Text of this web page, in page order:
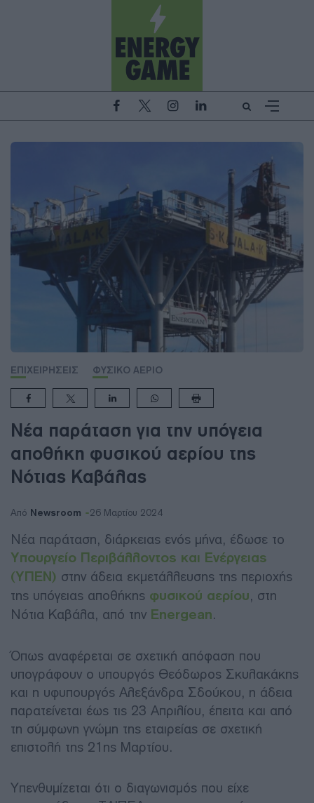
ΕΠΙΧΕΙΡΗΣΕΙΣ ΦΥΣΙΚΟ ΑΕΡΙΟ
Νέα παράταση για την υπόγεια
αποθήκη φυσικού αερίου της
Νότιας Καβάλας
Από Newsroom 26 Μαρτίου 2024
Νέα παράταση, διάρκειας ενός μήνα, έδωσε το
Υπουργείο Περιβάλλοντος και Ενέργειας
(ΥΠΕΝ) στην άδεια εκμετάλλευσης της περιοχής
της υπόγειας αποθήκης φυσικού αερίου, στη
Νότια Καβάλα, από την Energean.
Όπως αναφέρεται σε σχετική απόφαση που
υπογράφουν ο υπουργός Θεόδωρος Σκυλακάκης
και η υφυπουργός Αλεξάνδρα Σδούκου, η άδεια
παρατείνεται έως τις 23 Απριλίου, έπειτα και από
τη σύμφωνη γνώμη της εταιρείας σε σχετική
επιστολή της 21ης Μαρτίου.
Υπενθυμίζεται ότι ο διαγωνισμός που είχε